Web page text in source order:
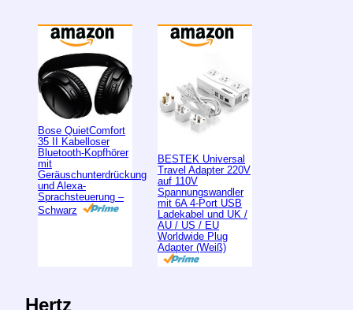
Bose QuietComfort
35 II Kabelloser
Bluetooth-Kopfhörer
mit
Geräuschunterdrückung
und Alexa-
Sprachsteuerung –
Schwarz
BESTEK Universal
Travel Adapter 220V
auf 110V
Spannungswandler
mit 6A 4-Port USB
Ladekabel und UK /
AU / US / EU
Worldwide Plug
Adapter (Weiß)
Hertz